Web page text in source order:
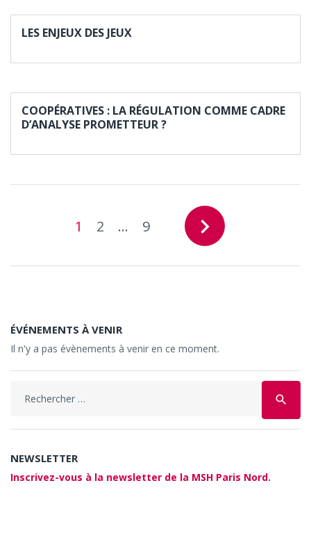
LES ENJEUX DES JEUX
COOPÉRATIVES : LA RÉGULATION COMME CADRE
D’ANALYSE PROMETTEUR ?
1 2 … 9 navigate_next
ÉVÉNEMENTS À VENIR
Il n'y a pas évènements à venir en ce moment.
search
NEWSLETTER
Inscrivez-vous à la newsletter de la MSH Paris Nord.